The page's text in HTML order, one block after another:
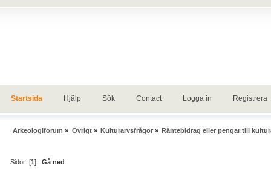
Startsida Hjälp Sök Contact Logga in Registrera
Arkeologiforum » Övrigt» Kulturarvsfrågor» Räntebidrag eller pengar till
Sidor: [1]Gå ned